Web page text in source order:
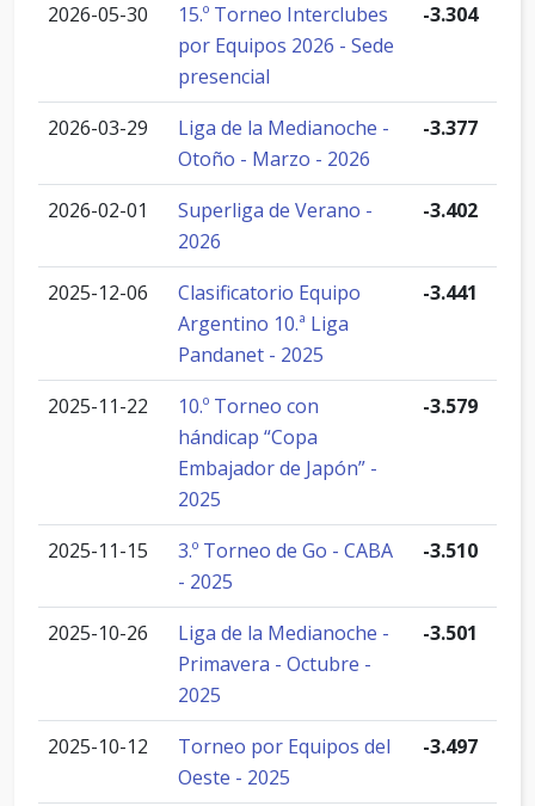
2026-05-30
15.º Torneo Interclubes
por Equipos 2026 - Sede
presencial
-3.304
2026-03-29
Liga de la Medianoche -
Otoño - Marzo - 2026
-3.377
2026-02-01
Superliga de Verano -
2026
-3.402
2025-12-06
Clasificatorio Equipo
Argentino 10.ª Liga
Pandanet - 2025
-3.441
2025-11-22
10.º Torneo con
hándicap “Copa
Embajador de Japón” -
2025
-3.579
2025-11-15
3.º Torneo de Go - CABA
- 2025
-3.510
2025-10-26
Liga de la Medianoche -
Primavera - Octubre -
2025
-3.501
2025-10-12
Torneo por Equipos del
Oeste - 2025
-3.497